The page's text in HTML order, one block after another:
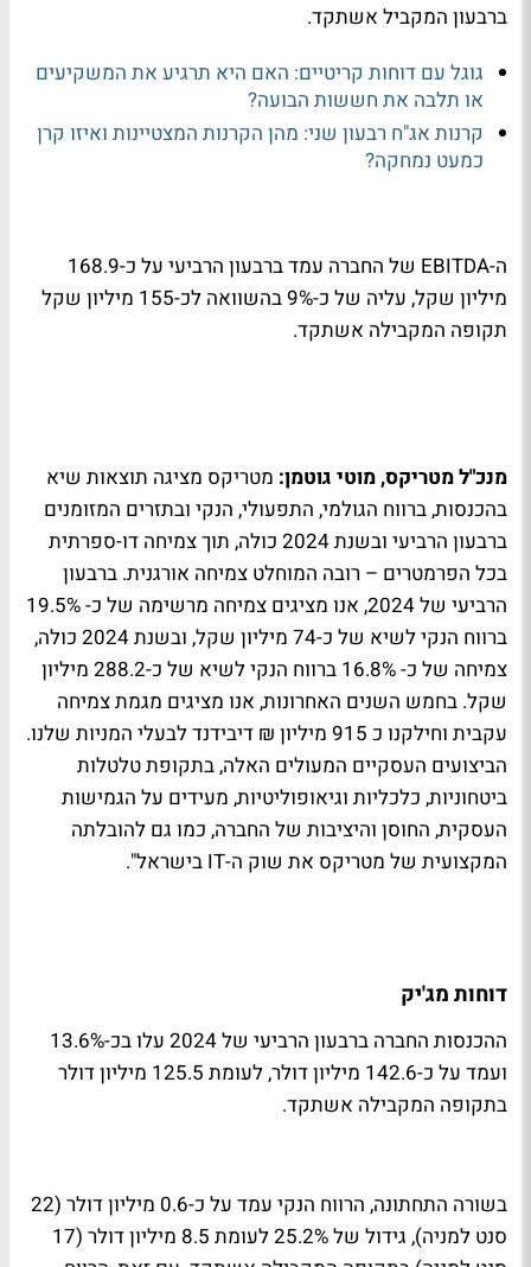
ברבעון המקביל אשתקד.
גוגל עם דוחות קריטיים: האם היא תרגיע את המשקיעים
או תלבה את חששות הבועה?
קרנות אג"ח רבעון שני: מהן הקרנות המצטיינות ואיזו קרן
כמעט נמחקה?
ה-EBITDA של החברה עמד ברבעון הרביעי על כ-168.9
מיליון שקל, עליה של כ-9% בהשוואה לכ-155 מיליון שקל
תקופה המקבילה אשתקד.
מנכ"ל מטריקס, מוטי גוטמן: מטריקס מציגה תוצאות שיא
בהכנסות, ברווח הגולמי, התפעולי, הנקי ובתזרים המזומנים
ברבעון הרביעי ובשנת 2024 כולה, תוך צמיחה דו-ספרתית
בכל הפרמטרים – רובה המוחלט צמיחה אורגנית. ברבעון
הרביעי של 2024, אנו מציגים צמיחה מרשימה של כ- 19.5%
ברווח הנקי לשיא של כ-74 מיליון שקל, ובשנת 2024 כולה,
צמיחה של כ- 16.8% ברווח הנקי לשיא של כ-288.2 מיליון
שקל. בחמש השנים האחרונות, אנו מציגים מגמת צמיחה
עקבית וחילקנו כ 915 מיליון ₪ דיבידנד לבעלי המניות שלנו.
הביצועים העסקיים המעולים האלה, בתקופת טלטלות
ביטחוניות, כלכליות וגיאופוליטיות, מעידים על הגמישות
העסקית, החוסן והיציבות של החברה, כמו גם להובלתה
המקצועית של מטריקס את שוק ה-IT בישראל".
דוחות מג'יק
ההכנסות החברה ברבעון הרביעי של 2024 עלו בכ-13.6%
ועמד על כ-142.6 מיליון דולר, לעומת 125.5 מיליון דולר
בתקופה המקבילה אשתקד.
בשורה התחתונה, הרווח הנקי עמד על כ-0.6 מיליון דולר (22
סנט למניה), גידול של 25.2% לעומת 8.5 מיליון דולר (17